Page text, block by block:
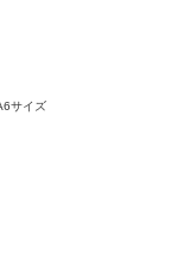
サイズ